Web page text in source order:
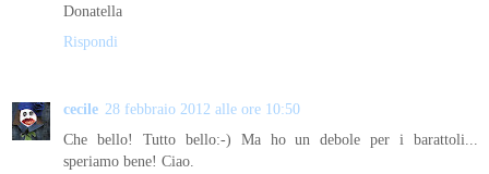
Donatella
Rispondi
cecile 28 febbraio 2012 alle ore 10:50
Che bello! Tutto bello:-) Ma ho un debole per i barattoli...
speriamo bene! Ciao.